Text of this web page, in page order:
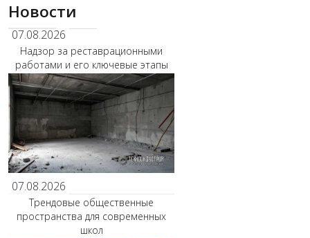
Новости
07.08.2026
Надзор за реставрационными
работами и его ключевые этапы
07.08.2026
Трендовые общественные
пространства для современных
школ